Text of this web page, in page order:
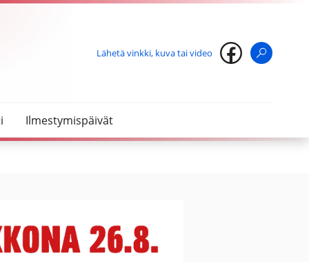
Lähetä vinkki, kuva tai video
Ilmestymispäivät